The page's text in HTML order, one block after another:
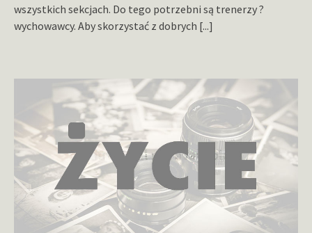
wszystkich sekcjach. Do tego potrzebni są trenerzy ?
wychowawcy. Aby skorzystać z dobrych [...]